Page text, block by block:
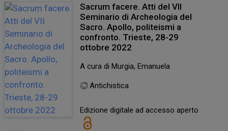
Sacrum facere. Atti del VII
Seminario di Archeologia del
Sacro. Apollo, politeismi a
confronto. Trieste, 28-29
ottobre 2022
A cura di Murgia, Emanuela
Antichistica
Edizione digitale ad accesso aperto